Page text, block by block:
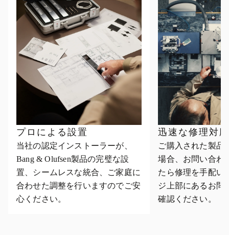
プロによる設置
当社の認定インストーラーが、
Bang & Olufsen製品の完璧な設
置、シームレスな統合、ご家庭に
合わせた調整を行いますのでご安
心ください。
迅速な修理対
ご購入された製品
場合、お問い合わ
たら修理を手配い
ジ上部にあるお問
確認ください。